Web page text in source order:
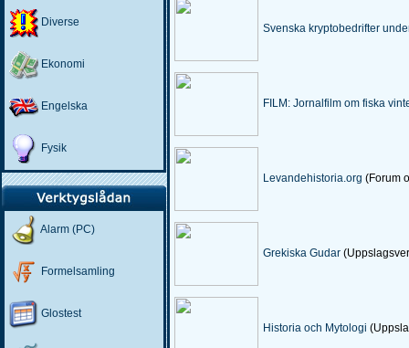
Diverse
Ekonomi
Engelska
Fysik
Geografi
Geologi
Hemkunskap
Hemsida
Alarm (PC)
Formelsamling
Glostest
Svenska kryptobedrifter
FILM: Jornalfilm om fiska
Levandehistoria.org (Forum
Grekiska Gudar
Historia och Mytologi